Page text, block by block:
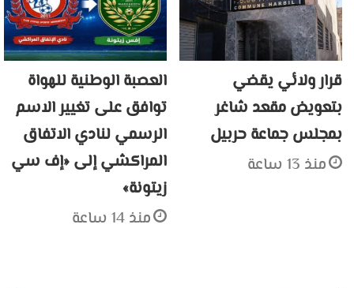
قرار ولائي يقضي
بتعويض مقعد شاغر
بمجلس جماعة حربيل
منذ 13 ساعة
العصبة الوطنية للهواة
توافق على تغيير الاسم
الرسمي لنادي الاتفاق
المراكشي إلى «إف سي
زيتونة»
منذ 14 ساعة